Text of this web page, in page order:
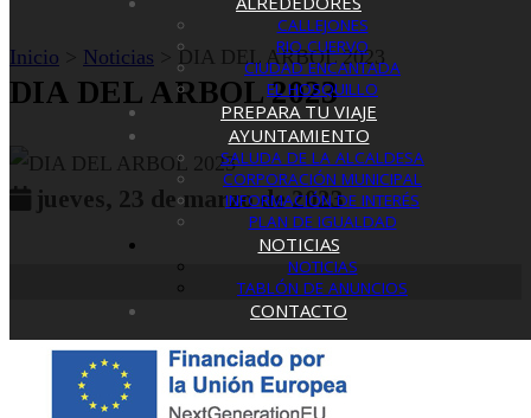
CALLEJONES
RIO CUERVO
CIUDAD ENCANTADA
EL HOSQUILLO
PREPARA TU VIAJE
AYUNTAMIENTO
SALUDA DE LA ALCALDESA
CORPORACIÓN MUNICIPAL
INFORMACIÓN DE INTERÉS
PLAN DE IGUALDAD
NOTICIAS
NOTICIAS
TABLÓN DE ANUNCIOS
CONTACTO
Inicio > Noticias > DIA DEL ARBOL 2023
DIA DEL ARBOL 2023
jueves, 23 de marzo de 2023